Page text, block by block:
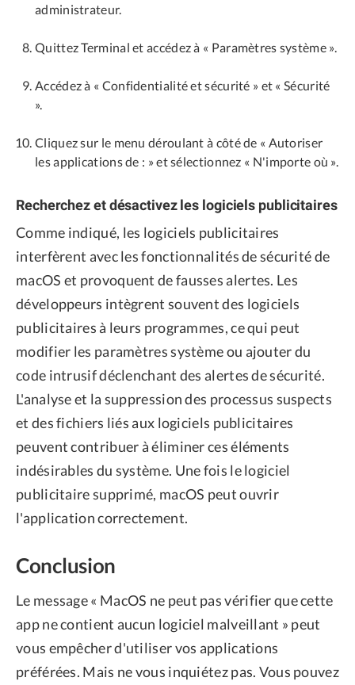
administrateur.
Quittez Terminal et accédez à « Paramètres système ».
Accédez à « Confidentialité et sécurité » et « Sécurité
».
Cliquez sur le menu déroulant à côté de « Autoriser
les applications de : » et sélectionnez « N'importe où ».
Recherchez et désactivez les logiciels publicitaires
Comme indiqué, les logiciels publicitaires
interfèrent avec les fonctionnalités de sécurité de
macOS et provoquent de fausses alertes. Les
développeurs intègrent souvent des logiciels
publicitaires à leurs programmes, ce qui peut
modifier les paramètres système ou ajouter du
code intrusif déclenchant des alertes de sécurité.
L'analyse et la suppression des processus suspects
et des fichiers liés aux logiciels publicitaires
peuvent contribuer à éliminer ces éléments
indésirables du système. Une fois le logiciel
publicitaire supprimé, macOS peut ouvrir
l'application correctement.
Conclusion
Le message « MacOS ne peut pas vérifier que cette
app ne contient aucun logiciel malveillant » peut
vous empêcher d'utiliser vos applications
préférées. Mais ne vous inquiétez pas. Vous pouvez